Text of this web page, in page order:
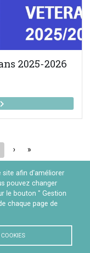
2025-2026
keyboard_arrow_right
Page
suivante
›
Dernière
page
»
site afin d'améliorer
pouvez changer
le bouton " Gestion
chaque page de